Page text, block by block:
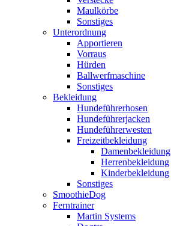
Maulkörbe
Sonstiges
Unterordnung
Apportieren
Vorraus
Hürden
Ballwerfmaschine
Sonstiges
Bekleidung
Hundeführerhosen
Hundeführerjacken
Hundeführerwesten
Freizeitbekleidung
Damenbekleidung
Herrenbekleidung
Kinderbekleidung
Sonstiges
SmoothieDog
Ferntrainer
Martin Systems